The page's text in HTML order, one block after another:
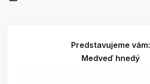
Predstavujeme vám:
Medveď hnedý